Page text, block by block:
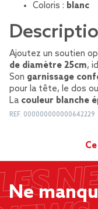
Coloris : blanc
Ajoutez un soutien
de diamètre 25cm,
Son garnissage
pour la tête, le dos
La couleur blanche
REF. 000000000000642229
Ne